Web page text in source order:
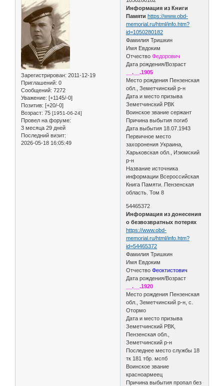
Зарегистрирован: 2011-12-19
Приглашений: 0
Сообщений: 7272
Уважение: [+1145/-0]
Позитив: [+20/-0]
Возраст: 75 [1951-06-24]
Провел на форуме:
3 месяца 29 дней
Последний визит:
2026-05-18 16:05:49
Информация из Книги
Памяти https://www.obd-
memorial.ru/html/info.htm?
id=1050280182
Фамилия Тришкин
Имя Евдоким
ОтчествоФедорович
Дата рождения/Возраст
__.__.1905
Место рождения Пензенская
обл., Земетчинский р-н
Дата и место призыва
Земетчинский РВК
Воинское звание сержант
Причина выбытия погиб
Дата выбытия 18.07.1943
Первичное место
захоронения Украина,
Харьковская обл., Изюмский
р-н
Название источника
информации Всероссийская
Книга Памяти. Пензенская
область. Том 8
54465372
Информация из донесения
о безвозвратных потерях
https://www.obd-
memorial.ru/html/info.htm?
id=54465372
Фамилия Тришкин
Имя Евдоким
ОтчествоФеоктистович
Дата рождения/Возраст
__.__.1920
Место рождения Пензенская
обл., Земетчинский р-н, с.
Отормо
Дата и место призыва
Земетчинский РВК,
Пензенская обл.,
Земетчинский р-н
Последнее место службы 18
тк 181 тбр. мспб
Воинское звание
красноармеец
Причина выбытия пропал без